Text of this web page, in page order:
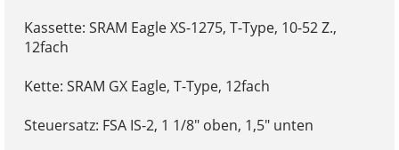
Kassette: SRAM Eagle XS-1275, T-Type, 10-52 Z.,
12fach
Kette: SRAM GX Eagle, T-Type, 12fach
Steuersatz: FSA IS-2, 1 1/8" oben, 1,5" unten